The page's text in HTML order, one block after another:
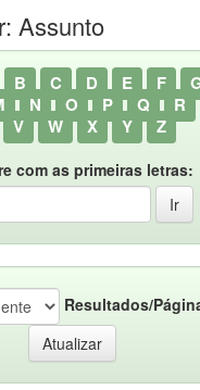
Assunto
B C D E F
N O P Q R
V W X Y Z
com as primeiras letras:
Resultados/